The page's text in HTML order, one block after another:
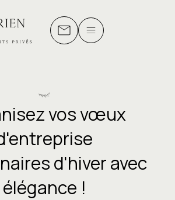
vos vœux
d'hiver avec
élégance !